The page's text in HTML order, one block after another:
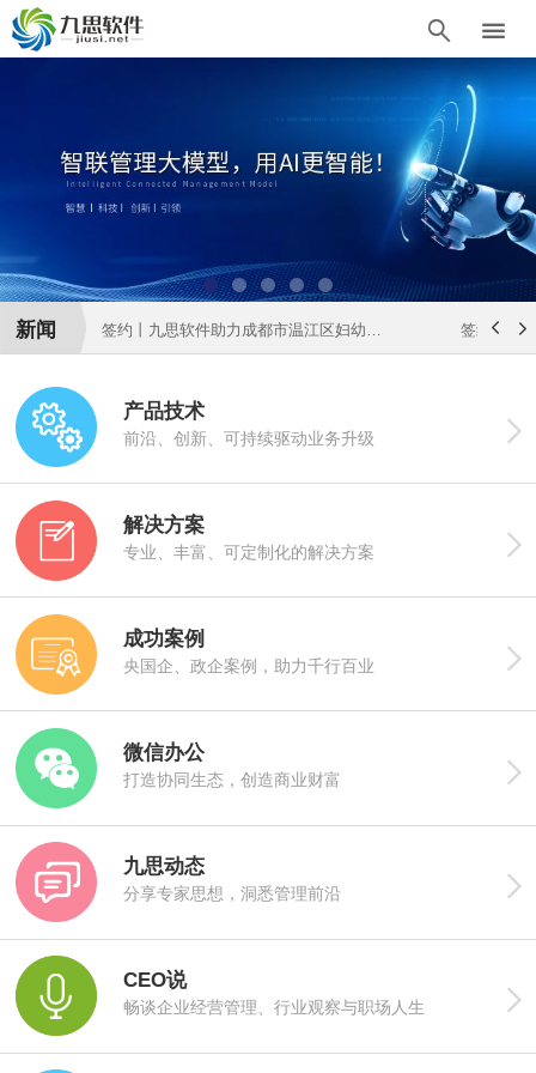
 
新闻
签约｜九思软件携手彭州市第四人民医院，打造一体化医院数智协同管控平台 签约丨九
 
产品技术
前沿、创新、可持续驱动业务升级 
解决方案
专业、丰富、可定制化的解决方案 
成功案例
央国企、政企案例，助力千行百业 
微信办公
打造协同生态，创造商业财富 
九思动态
分享专家思想，洞悉管理前沿 
CEO说
畅谈企业经营管理、行业观察与职场人生 